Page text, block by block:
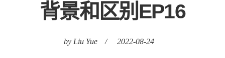
背景和区别EP16
by Liu Yue / 2022-08-24